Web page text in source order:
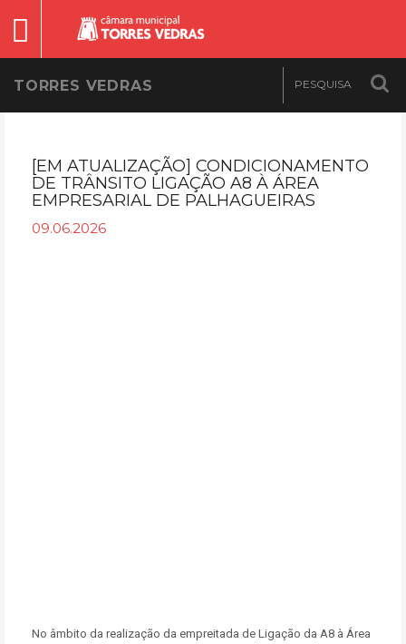
TORRES VEDRAS
[EM ATUALIZAÇÃO] CONDICIONAMENTO
DE TRÂNSITO LIGAÇÃO A8 À ÁREA
EMPRESARIAL DE PALHAGUEIRAS
09.06.2026
No âmbito da realização da empreitada de Ligação da A8 à Área